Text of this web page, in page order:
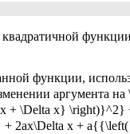
функции,
аргумента
\Delta x} \right)}^2}
2ax\Delta x +